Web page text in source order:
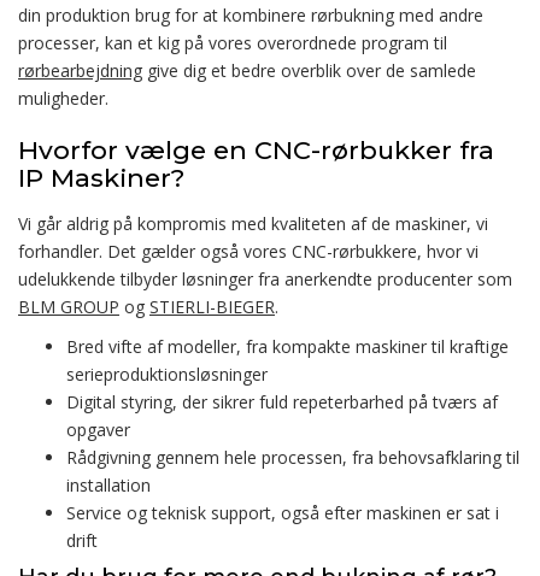
din produktion brug for at kombinere rørbukning med andre
processer, kan et kig på vores overordnede program til
rørbearbejdning give dig et bedre overblik over de samlede
muligheder.
Hvorfor vælge en CNC-rørbukker fra
IP Maskiner?
Vi går aldrig på kompromis med kvaliteten af de maskiner, vi
forhandler. Det gælder også vores CNC-rørbukkere, hvor vi
udelukkende tilbyder løsninger fra anerkendte producenter som
BLM GROUP og STIERLI-BIEGER.
Bred vifte af modeller, fra kompakte maskiner til kraftige
serieproduktionsløsninger
Digital styring, der sikrer fuld repeterbarhed på tværs af
opgaver
Rådgivning gennem hele processen, fra behovsafklaring til
installation
Service og teknisk support, også efter maskinen er sat i
drift